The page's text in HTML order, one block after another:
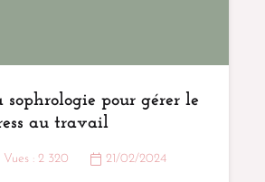
sophrologie pour gérer le
au travail
Vues : 2 320 21/02/2024